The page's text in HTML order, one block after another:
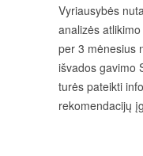
Vyriausybės
analizės
per 3 mėnesius
išvados gavimo
turės pateikti
rekomendacijų